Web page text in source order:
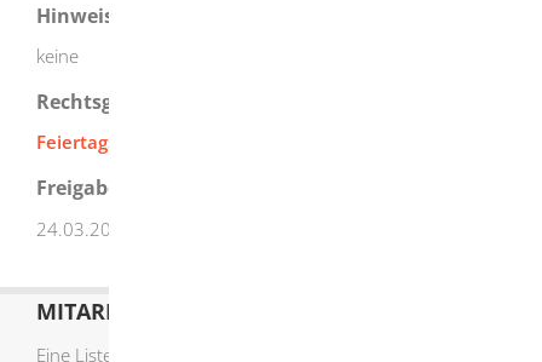
Hinweise
keine
Rechtsgrundlage
Feiertagsgesetz (FTG)
Freigabevermerk
24.03.2025 Innenministerium Baden-Württemberg
MITARBEITERLISTE
Eine Liste der Mitarbeiter von A-Z finden Sie